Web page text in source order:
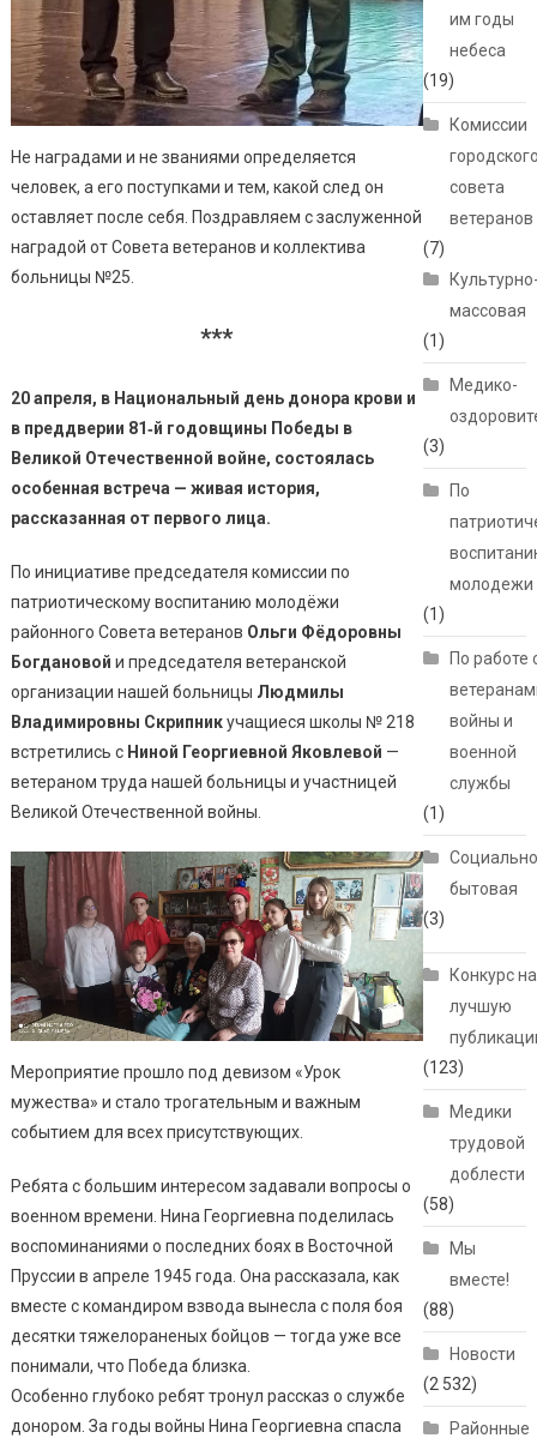
Не наградами и не званиями определяется
человек, а его поступками и тем, какой след он
оставляет после себя. Поздравляем с заслуженной
наградой от Совета ветеранов и коллектива
больницы №25.
***
20 апреля, в Национальный день донора крови и
в преддверии 81‑й годовщины Победы в
Великой Отечественной войне, состоялась
особенная встреча — живая история,
рассказанная от первого лица.
По инициативе председателя комиссии по
патриотическому воспитанию молодёжи
районного Совета ветеранов Ольги Фёдоровны
Богдановой и председателя ветеранской
организации нашей больницы Людмилы
Владимировны Скрипникучащиеся школы № 218
встретились с Ниной Георгиевной Яковлевой —
ветераном труда нашей больницы и участницей
Великой Отечественной войны.
Мероприятие прошло под девизом «Урок
мужества» и стало трогательным и важным
событием для всех присутствующих.
Ребята с большим интересом задавали вопросы о
военном времени. Нина Георгиевна поделилась
воспоминаниями о последних боях в Восточной
Пруссии в апреле 1945 года. Она рассказала, как
вместе с командиром взвода вынесла с поля боя
десятки тяжелораненых бойцов — тогда уже все
понимали, что Победа близка.
Особенно глубоко ребят тронул рассказ о службе
донором. За годы войны Нина Георгиевна спасла
им годы
небеса
(19)
Комиссии
совета
ветеранов
(7)
массовая
(1)
Медико-
(3)
По
молодежи
(1)
По работе
войны и
военной
службы
(1)
бытовая
(3)
Конкурс на
лучшую
(123)
Медики
трудовой
доблести
(58)
Мы
вместе!
(88)
Новости
(2 532)
Районные